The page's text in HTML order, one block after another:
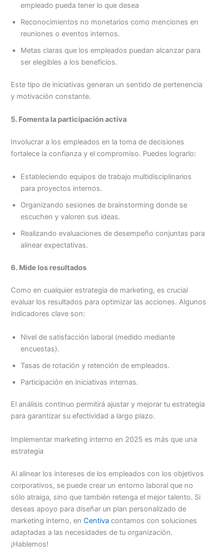
empleado pueda tener lo que desea
Reconocimientos no monetarios como menciones en
reuniones o eventos internos.
Metas claras que los empleados puedan alcanzar para
ser elegibles a los beneficios.
Este tipo de iniciativas generan un sentido de pertenencia
y motivación constante.
5. Fomenta la participación activa
Involucrar a los empleados en la toma de decisiones
fortalece la confianza y el compromiso. Puedes lograrlo:
Estableciendo equipos de trabajo multidisciplinarios
para proyectos internos.
Organizando sesiones de brainstorming donde se
escuchen y valoren sus ideas.
Realizando evaluaciones de desempeño conjuntas para
alinear expectativas.
6. Mide los resultados
Como en cualquier estrategia de marketing, es crucial
evaluar los resultados para optimizar las acciones. Algunos
indicadores clave son:
Nivel de satisfacción laboral (medido mediante
encuestas).
Tasas de rotación y retención de empleados.
Participación en iniciativas internas.
El análisis continuo permitirá ajustar y mejorar tu estrategia
para garantizar su efectividad a largo plazo.
Implementar marketing interno en 2025 es más que una
estrategia
Al alinear los intereses de los empleados con los objetivos
corporativos, se puede crear un entorno laboral que no
sólo atraiga, sino que también retenga el mejor talento. Si
deseas apoyo para diseñar un plan personalizado de
marketing interno, en Centiva contamos con soluciones
adaptadas a las necesidades de tu organización.
¡Hablemos!